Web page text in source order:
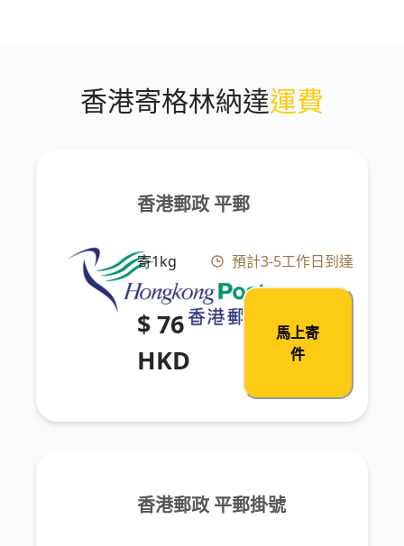
香港寄格林納達運費
香港郵政 平郵
寄1kg 預計3-5工作日到達
$ 76
HKD
馬上寄
件
香港郵政 平郵掛號